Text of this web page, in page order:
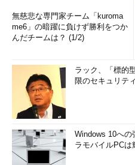
無慈悲な専門家チーム「kuroma
me6」の暗躍に負けず勝利をつか
んだチームは？ (1/2)
ラック、「標的
限のセキュリテ
Windows 10への
ラモバイルPCは